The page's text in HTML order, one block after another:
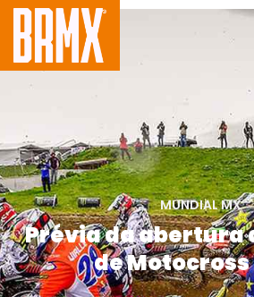
MUNDIAL MX
Prévia da abertura
de Motocross